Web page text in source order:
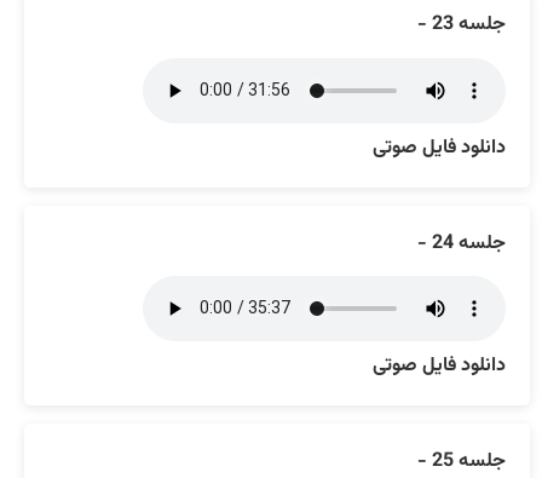
جلسه 23 -
دانلود فایل صوتی
جلسه 24 -
دانلود فایل صوتی
جلسه 25 -